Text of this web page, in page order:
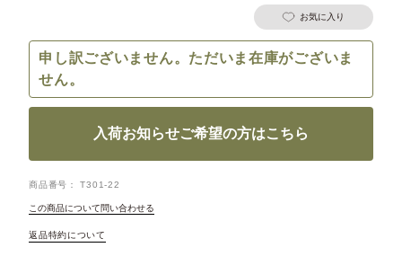
お気に入り
申し訳ございません。ただいま在庫がございま
せん。
入荷お知らせご希望の方はこちら
商品番号 T301-22
この商品について問い合わせる
返品特約について